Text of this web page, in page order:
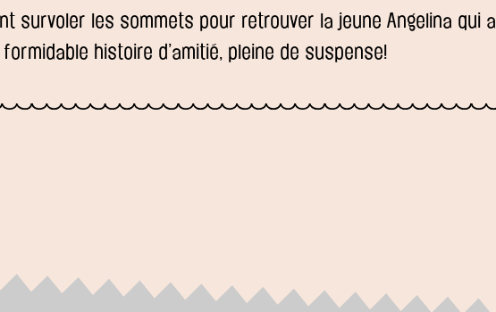
survoler les sommets pour retrouver la jeune Angelina qui a
histoire d’amitié, pleine de suspense!